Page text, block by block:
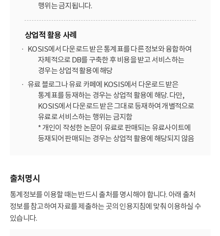
행위는 금지됩니다.
상업적 활용 사례
KOSIS에서 다운로드 받은 통계표를 다른 정보와 융합하여
자체적으로 DB를 구축한 후 비용을 받고 서비스하는
경우는 상업적 활용에 해당
유료 블로그나 유료 카페에 KOSIS에서 다운로드 받은
통계표를 등재하는 경우는 상업적 활용에 해당. 다만,
KOSIS에서 다운로드 받은 그대로 등재하여 개별적으로
유료로 서비스하는 행위는 금지함
* 개인이 작성한 논문이 유료로 판매되는 유료사이트에
등재되어 판매되는 경우는 상업적 활용에 해당되지 않음
출처명시
통계정보를 이용할 때는 반드시 출처를 명시해야 합니다. 아래 출처
정보를 참고하여 자료를 제출하는 곳의 인용지침에 맞춰 이용하실 수
있습니다.